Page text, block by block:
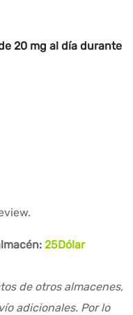
20 mg al día durante
25Dólar
de otros almacenes,
adicionales. Por lo